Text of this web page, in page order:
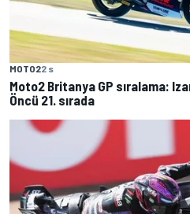
MOTO22 s
Moto2 Britanya GP sıralama:
Öncü 21. sırada